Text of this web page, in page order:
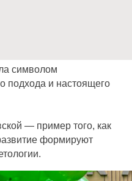
символом
подхода и настоящего
— пример того, как
формируют